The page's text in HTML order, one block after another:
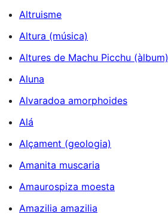
Altruisme
Altura (música)
Altures de Machu Picchu (àlbum)
Aluna
Alvaradoa amorphoides
Alá
Alçament (geologia)
Amanita muscaria
Amaurospiza moesta
Amazilia amazilia